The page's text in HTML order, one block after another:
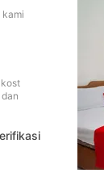
kami